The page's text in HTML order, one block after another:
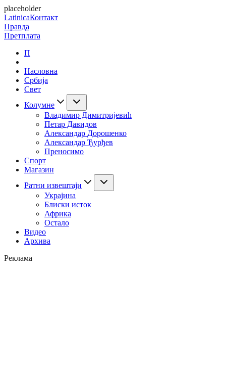
placeholder
LatinicaКонтакт
Правда
Претплата
П
Насловна
Србија
Свет
Колумне
Владимир Димитријевић
Петар Давидов
Александар Дорошенко
Александар Ђурђев
Преносимо
Спорт
Магазин
Ратни извештаји
Украјина
Блиски исток
Африка
Остало
Видео
Архива
Реклама